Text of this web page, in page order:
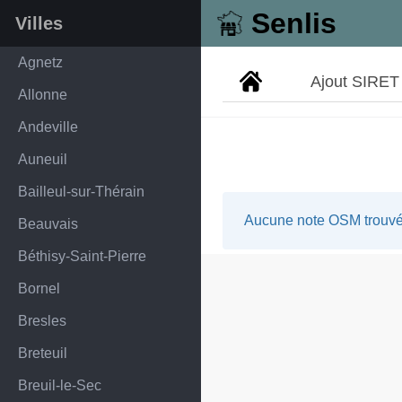
Senlis
Villes
Agnetz
Allonne
Andeville
Auneuil
Bailleul-sur-Thérain
Beauvais
Béthisy-Saint-Pierre
Bornel
Bresles
Breteuil
Breuil-le-Sec
Ajout SIRET
Aucune note OSM